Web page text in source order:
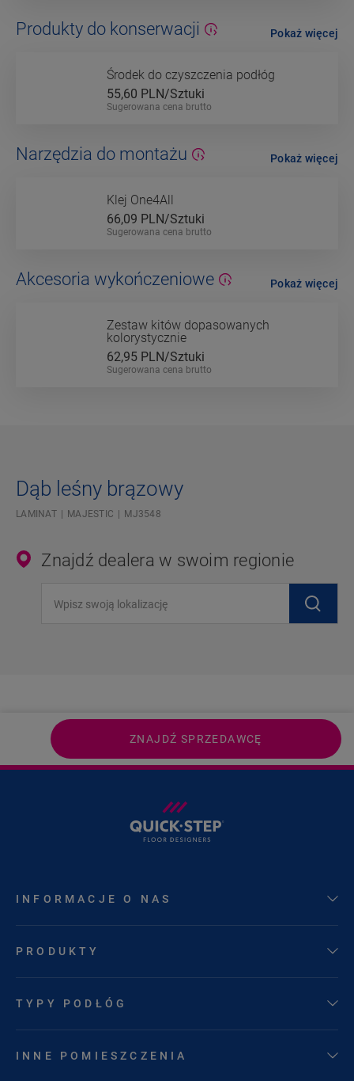
Produkty do konserwacji
Środek do czyszczenia podłóg
55,60 PLN/Sztuki
Sugerowana cena brutto
Pokaż więcej
Narzędzia do montażu
Klej One4All
66,09 PLN/Sztuki
Sugerowana cena brutto
Pokaż więcej
Akcesoria wykończeniowe
Zestaw kitów dopasowanych
kolorystycznie
62,95 PLN/Sztuki
Sugerowana cena brutto
Pokaż więcej
Dąb leśny brązowy
LAMINAT MAJESTIC MJ3548
Znajdź dealera w swoim regionie
ZNAJDŹ SPRZEDAWCĘ
INFORMACJE O NAS
PRODUKTY
TYPY PODŁÓG
INNE POMIESZCZENIA